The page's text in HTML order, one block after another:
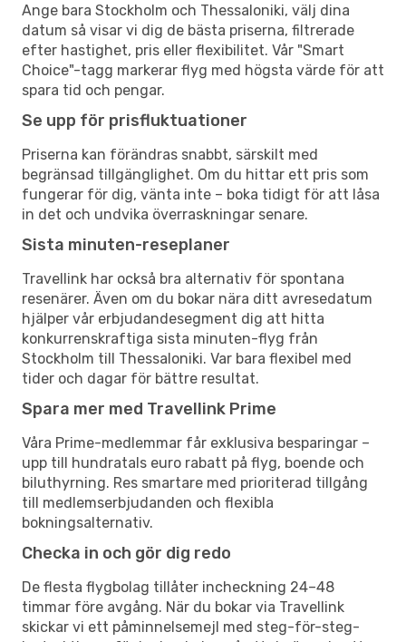
Ange bara Stockholm och Thessaloniki, välj dina
datum så visar vi dig de bästa priserna, filtrerade
efter hastighet, pris eller flexibilitet. Vår "Smart
Choice"-tagg markerar flyg med högsta värde för att
spara tid och pengar.
Se upp för prisfluktuationer
Priserna kan förändras snabbt, särskilt med
begränsad tillgänglighet. Om du hittar ett pris som
fungerar för dig, vänta inte – boka tidigt för att låsa
in det och undvika överraskningar senare.
Sista minuten-reseplaner
Travellink har också bra alternativ för spontana
resenärer. Även om du bokar nära ditt avresedatum
hjälper vår erbjudandesegment dig att hitta
konkurrenskraftiga sista minuten-flyg från
Stockholm till Thessaloniki. Var bara flexibel med
tider och dagar för bättre resultat.
Spara mer med Travellink Prime
Våra Prime-medlemmar får exklusiva besparingar –
upp till hundratals euro rabatt på flyg, boende och
biluthyrning. Res smartare med prioriterad tillgång
till medlemserbjudanden och flexibla
bokningsalternativ.
Checka in och gör dig redo
De flesta flygbolag tillåter incheckning 24–48
timmar före avgång. När du bokar via Travellink
skickar vi ett påminnelsemejl med steg-för-steg-